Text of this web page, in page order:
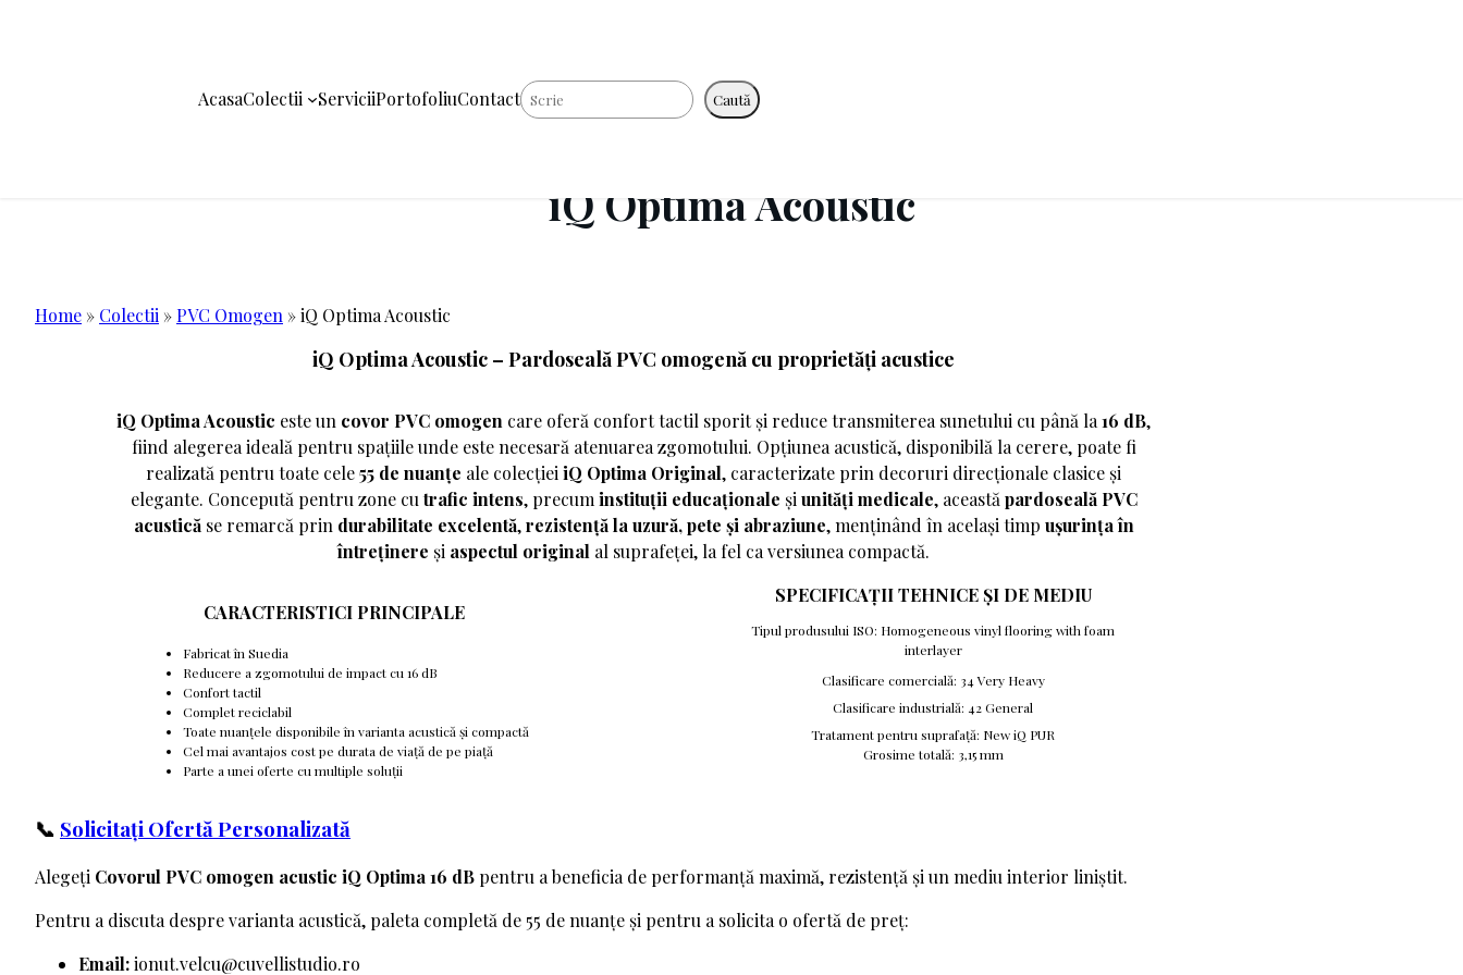
AcasaColectii ServiciiPortofoliuContactCaută Caută
iQ Optima Acoustic
Home » Colectii » PVC Omogen »iQ Optima Acoustic
iQ Optima Acoustic – Pardoseală PVC omogenă cu proprietăți acustice
iQ Optima Acoustic este un covor PVC omogen care oferă confort tactil sporit și reduce transmiterea sunetului cu până la 16 dB,
fiind alegerea ideală pentru spațiile unde este necesară atenuarea zgomotului. Opțiunea acustică, disponibilă la cerere, poate fi
realizată pentru toate cele55 de nuanțe ale colecției iQ Optima Original, caracterizate prin decoruri direcționale clasice și
elegante. Concepută pentru zone cutrafic intens, precum instituții educaționale și unități medicale, această pardoseală PVC
acusticăse remarcă prin durabilitate excelentă,rezistență la uzură, pete și abraziune, menținând în același timp ușurința în
întreținere și aspectul original al suprafeței, la fel ca versiunea compactă.
CARACTERISTICI PRINCIPALE
Fabricat în Suedia
Reducere a zgomotului de impact cu 16 dB
Confort tactil
Complet reciclabil
Toate nuanțele disponibile în varianta acustică și compactă
Cel mai avantajos cost pe durata de viață de pe piață
Parte a unei oferte cu multiple soluții
SPECIFICAȚII TEHNICE ȘI DE MEDIU
Tipul produsului ISO: Homogeneous vinyl flooring with foam
interlayer
Clasificare comercială: 34 Very Heavy
Clasificare industrială: 42 General
Tratament pentru suprafață: New iQ PUR
Grosime totală: 3,15 mm
📞 Solicitați Ofertă Personalizată
Alegeți Covorul PVC omogen acustic iQ Optima 16 dB pentru a beneficia de performanță maximă, rezistență și un mediu interior liniștit.
Pentru a discuta despre varianta acustică, paleta completă de 55 de nuanțe și pentru a solicita o ofertă de preț:
Email:ionut.velcu@cuvellistudio.ro